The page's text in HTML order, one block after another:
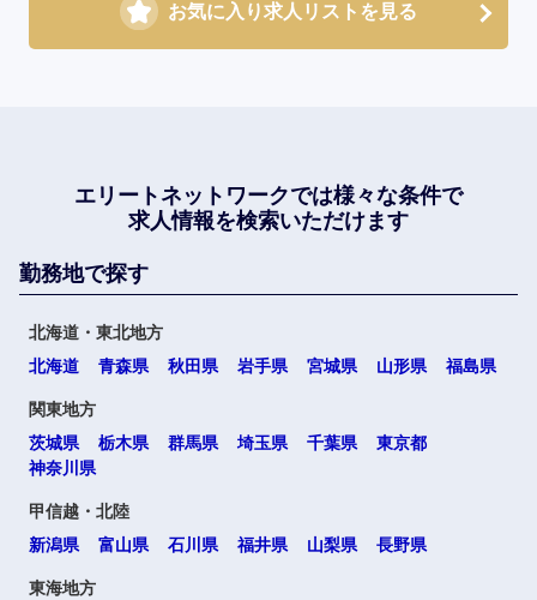
お気に入り求人リストを見る
エリートネットワークでは様々な条件で
求人情報を検索いただけます
勤務地で探す
北海道・東北地方
北海道
青森県 秋田県 岩手県 宮城県 山形県 福島県
関東地方
茨城県
栃木県 群馬県 埼玉県 千葉県
東京都
神奈川県
甲信越・北陸
新潟県
富山県 石川県 福井県 山梨県 長野県
東海地方